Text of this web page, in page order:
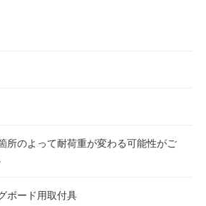
所のよって耐荷重が変わる可能性がご
ボード用取付具